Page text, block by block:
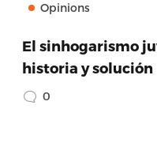
Opinions
El sinhogarismo
historia y solución
0